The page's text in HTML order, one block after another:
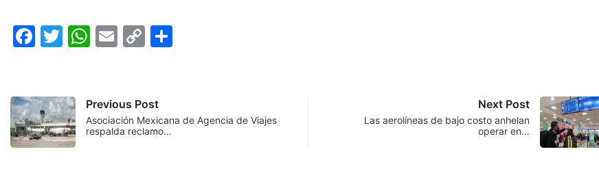
Facebook
Twitter
WhatsApp
Email
Copy
Previous Post
Asociación Mexicana de Agencia de Viajes
respalda reclamo…
Next Post
Las aerolíneas de bajo costo anhelan
operar en…